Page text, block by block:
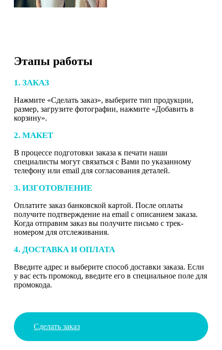
Этапы работы
1. ЗАКАЗ
Нажмите «Сделать заказ», выберите тип продукции,
размер, загрузите фотографии, нажмите «Добавить в
корзину».
2. МАКЕТ
В процессе подготовки заказа к печати наши
специалисты могут связаться с Вами по указанному
телефону или email для согласования деталей.
3. ИЗГОТОВЛЕНИЕ
Оплатите заказ банковской картой. После оплаты
получите подтверждение на email с описанием заказа.
Когда отправим заказ вы получите письмо с трек-
номером для отслеживания.
4. ДОСТАВКА И ОПЛАТА
Введите адрес и выберите способ доставки заказа. Если
у вас есть промокод, введите его в специальное поле для
промокода.
Сделать заказ